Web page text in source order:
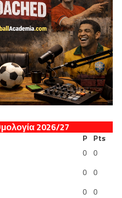
2026/27
P Pts
0 0
0 0
0 0